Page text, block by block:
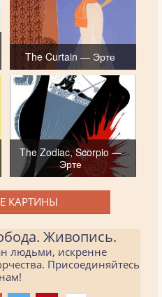
The Curtain — Эрте
The Zodiac, Scorpio —
Эрте
КАРТИНЫ
Живопись.
людьми, искренне
Присоединяйтесь